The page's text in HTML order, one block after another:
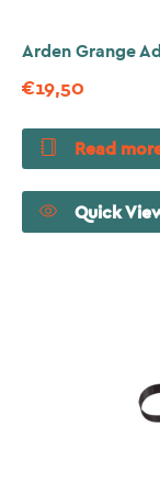
Arden Grange
€19,50
Read
Quick